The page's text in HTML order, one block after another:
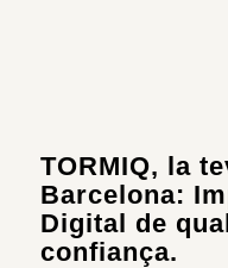
TORMIQ, la
Barcelona:
Digital de
confiança.